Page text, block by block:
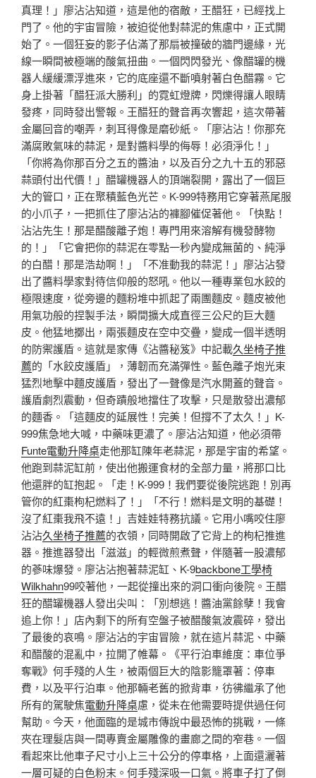
真理！」廖沾沾知道，這是他的宿敵，王醋狂，已經找上
門了。他的宇宙冒險，被迫從他對蒜泥的焦慮中，正式開
始了。一個狂妄的影子佔滿了那扇被撞破的牆門邊緣，光
線一瞬間被極端的酸氣扭曲。一個閃閃發光、像醋罐的機
器人緩緩漂浮進來，它的底座還不斷噴射著白色醋霧。它
身上掛著「醋狂派大勝利」的霓虹燈牌，閃爍得讓人眼睛
發疼，同時發出警報。王醋狂的聲音再次響起，這次帶著
金屬回音的嘲弄，刺耳得像是磨砂紙。「廖沾沾！你那充
滿腐敗氣味的蒜泥，是對醬料學的侮辱！必須淨化！」
「你將為你那百分之五的醬油，以及百分之九十五的邪惡
蒜頭付出代價！」醋罐機器人的頂端裂開，露出了一個巨
大的管口，正在聚積藍色光芒。K-999特務用它穿著燕尾服
的小爪子，一把抓住了廖沾沾的褲腳催促著他。「快點！
沾沾先生！那是醋酸離子炮！專門用來溶解有機發酵物
的！」「它會把你的蒜泥在零點一秒內變成無菌的、純淨
的白醋！那是浩劫啊！」「不准動我的蒜泥！」廖沾沾發
出了醬料學家對待信仰般的怒吼。他以一種專業包水餃的
極限速度，從旁邊的麵粉堆中抓起了兩團麵皮。麵皮被他
用氣功般的捏製手法，瞬間擴大成直徑三公尺的巨大麵
皮。他猛地擲出，兩張麵皮在空中交疊，變成一個半透明
的防禦護盾。這就是家傳《沾醬秘笈》中記載久坐椅子推
薦的「水餃皮護盾」，薄韌而充滿彈性。藍色離子炮光束
猛烈地擊中麵皮護盾，發出了一聲像是汽水開蓋的聲音。
護盾劇烈震動，但奇蹟般地擋住了攻擊，只是散發出濃郁
的麵香。「這麵皮的延展性！完美！但撐不了太久！」K-
999焦急地大喊，中藥味更濃了。廖沾沾知道，他必須帶
Funte電動升降桌走他那缸陳年老蒜泥，那是宇宙的希望。
他跑到蒜泥缸前，使出他搬運食材的全部力量，將那口比
他還胖的缸抱起。「走！K-999！我們要從後院逃跑！別再
管你的紅棗枸杞燃料了！」「不行！燃料是文明的基礎！
沒了紅棗我飛不遠！」吉娃娃特務抗議。它用小嘴咬住廖
沾沾久坐椅子推薦的衣領，同時開啟了它背上的枸杞推進
器。推進器發出「滋滋」的輕微煎煮聲，伴隨著一股濃郁
的蔘味爆發。廖沾沾抱著蒜泥缸、K-9backbone工學椅
Wilkhahn99咬著他，一起從撞出來的洞口衝向後院。王醋
狂的醋罐機器人發出尖叫：「別想逃！醬油黨餘孽！我會
追上你！」店內剩下的所有空盤子被醋酸氣波震碎，發出
了最後的哀鳴。廖沾沾的宇宙冒險，就在這片蒜泥、中藥
和醋酸的混亂中，拉開了帷幕。《平行泊車維度：車位爭
奪戰》何手殘的人生，被兩個巨大的陰影籠罩著：停車
費，以及平行泊車。他那輛老舊的掀背車，彷彿繼承了他
所有的駕駛焦電動升降桌慮，從未在他需要時提供過任何
幫助。今天，他面臨的是城市傳說中最恐怖的挑戰，一條
夾在理髮店與一間專賣金屬雕像的畫廊之間的窄巷。一個
看起來比他車子尺寸小上三十公分的停車格，上面還灑著
一層可疑的白色粉末。何手殘深吸一口氣。將車子打了倒